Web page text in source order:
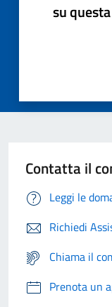
su
Contatta il
Leggi le
Richiedi
Chiama il
Prenota un